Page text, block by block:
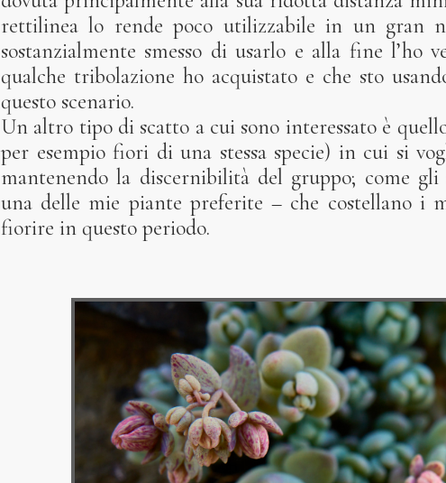
rettilinea lo rende poco utilizzabile in un gran
sostanzialmente smesso di usarlo e alla fine
qualche tribolazione ho acquistato e che sto
questo scenario.
Un altro tipo di scatto a cui sono interessato è
per esempio fiori di una stessa specie) in cui si
mantenendo la discernibilità del gruppo; come gli
una delle mie piante preferite – che costellano i
fiorire in questo periodo.